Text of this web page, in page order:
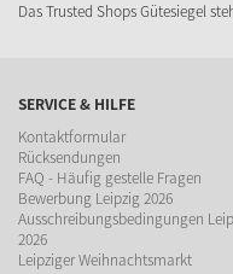
Das Trusted Shops Gütesiegel
SERVICE & HILFE
Kontaktformular
Rücksendungen
FAQ - Häufig gestelle Fragen
Bewerbung Leipzig 2026
Ausschreibungsbedingungen
2026
Leipziger Weihnachtsmarkt